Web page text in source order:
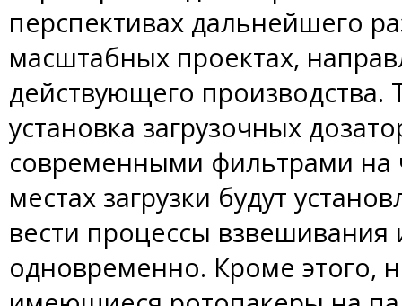
перспективах дальнейшего
масштабных проектах,
действующего
установка загрузочных
современными фильтрами на
местах загрузки будут
вести процессы взвешивания
одновременно. Кроме этого,